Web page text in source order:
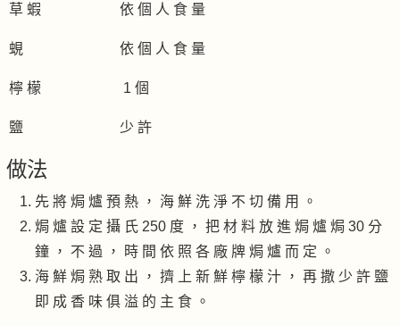
草 蝦 依 個 人 食 量
蜆 依 個 人 食 量
檸 檬 1 個
鹽 少 許
做法
先 將 焗 爐 預 熱 ， 海 鮮 洗 淨 不 切 備 用 。
焗 爐 設 定 攝 氏 250 度 ， 把 材 料 放 進 焗 爐 焗 30 分
鐘 ， 不 過 ， 時 間 依 照 各 廠 牌 焗 爐 而 定 。
海 鮮 焗 熟 取 出 ， 擠 上 新 鮮 檸 檬 汁 ， 再 撒 少 許 鹽
即 成 香 味 俱 溢 的 主 食 。